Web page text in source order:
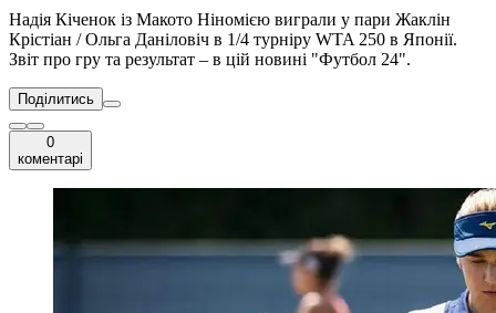
Надія Кіченок із Макото Ніномією виграли у пари Жаклін
Крістіан / Ольга Даніловіч в 1/4 турніру WTA 250 в Японії.
Звіт про гру та результат – в цій новині "Футбол 24".
Поділитись
0
коментарі